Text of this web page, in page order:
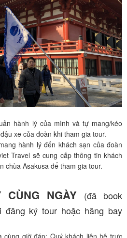
hành lý của mình và tự mang/kéo
xe của đoàn khi tham gia tour.
hành lý đến khách sạn của đoàn
Travel sẽ cung cấp thông tin khách
chùa Asakusa để tham gia tour.
NGÀY
(đã book
đăng ký tour hoặc hãng bay